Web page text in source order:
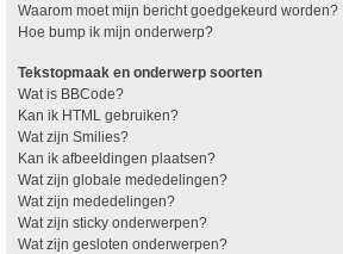
Waarom moet mijn bericht goedgekeurd worden?
Hoe bump ik mijn onderwerp?
Tekstopmaak en onderwerp soorten
Wat is BBCode?
Kan ik HTML gebruiken?
Wat zijn Smilies?
Kan ik afbeeldingen plaatsen?
Wat zijn globale mededelingen?
Wat zijn mededelingen?
Wat zijn sticky onderwerpen?
Wat zijn gesloten onderwerpen?